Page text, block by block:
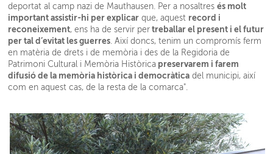
deportat al camp nazi de Mauthausen. Per a nosaltresés molt
important assistir-hi per explicar que, aquest record i
reconeixement, ens ha de servir per treballar el present i el futur
per tal d’evitat les guerres . Així doncs, tenim un compromís ferm
en matèria de drets i de memòria i des de la Regidoria de
Patrimoni Cultural i Memòria Històrica preservarem i farem
difusió de la memòria històrica i democràtica del municipi, així
com en aquest cas, de la resta de la comarca".